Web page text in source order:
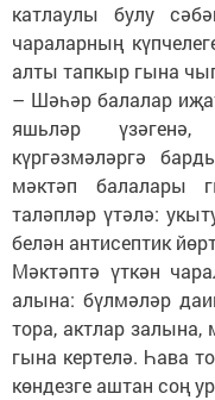
катлаулы булу
чараларның
алты тапкыр гына
– Шәһәр балалар
яшьләр
күргәзмәләргә
мәктәп балалары
таләпләр үтәлә:
белән антисептик
Мәктәптә үткән
алына: бүлмәләр
тора, актлар залына,
гына кертелә. Һава
көндезге аштан соң